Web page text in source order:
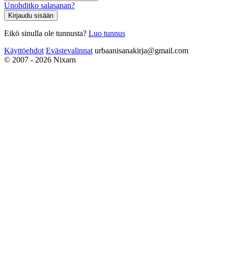
Unohditko salasanan?
Kirjaudu sisään
Eikö sinulla ole tunnusta? Luo tunnus
Käyttöehdot Evästevalinnat urbaanisanakirja@gmail.com
© 2007 - 2026 Nixarn